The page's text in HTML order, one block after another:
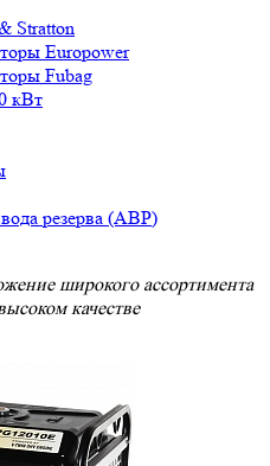
Stratton
Europower
Fubag
кВт
резерва (АВР)
широкого ассортимента
качестве